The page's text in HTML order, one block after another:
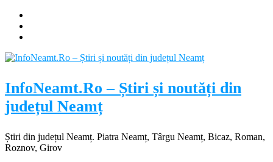
InfoNeamt.Ro – Știri și noutăți din
județul Neamț
Știri din județul Neamț. Piatra Neamț, Târgu Neamț, Bicaz, Roman,
Roznov, Girov